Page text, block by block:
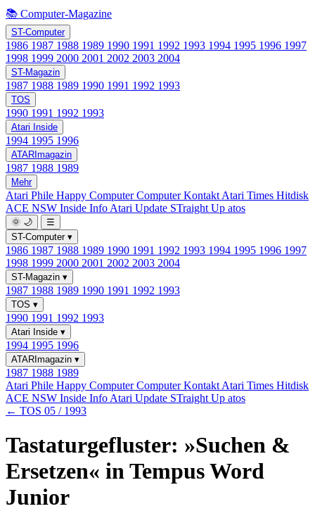
📚 Computer-Magazine
ST-Computer
1986 1987 1988 1989 1990 1991 1992 1993 1994 1995 1996 1997
1998 1999 2000 2001 2002 2003 2004
ST-Magazin
1987 1988 1989 1990 1991 1992 1993
TOS
1990 1991 1992 1993
Atari Inside
1994 1995 1996
ATARImagazin
1987 1988 1989
Mehr
Atari Phile Happy ComputerComputer Kontakt Atari Times Hitdisk
ACE NSW Inside Info Atari Update STraight Up atos
🌞 🌙
☰
ST-Computer ▾
1986 1987 1988 1989 1990 1991 1992 1993 1994 1995 1996 1997
1998 1999 2000 2001 2002 2003 2004
ST-Magazin ▾
1987 1988 1989 1990 1991 1992 1993
TOS ▾
1990 1991 1992 1993
Atari Inside ▾
1994 1995 1996
ATARImagazin ▾
1987 1988 1989
Atari Phile Happy ComputerComputer Kontakt Atari Times Hitdisk
ACE NSW Inside Info Atari Update STraight Up atos
← TOS 05 / 1993
Tastaturgefluster: »Suchen &
Ersetzen« in Tempus Word
Junior